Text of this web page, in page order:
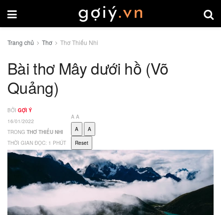
Trang chủ Thơ Thơ Thiếu Nhi
Bài thơ Mây dưới hồ (Võ
Quảng)
BỞI GỢI Ý
16/01/2022
TRONG THƠ THIẾU NHI
THỜI GIAN ĐỌC: 1 PHÚT
A A
A
A
Reset